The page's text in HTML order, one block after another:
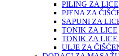
PILING ZA LICE
PJENA ZA
SAPUNI ZA
TONIK ZA LICE
TONIK ZA
ULJE ZA